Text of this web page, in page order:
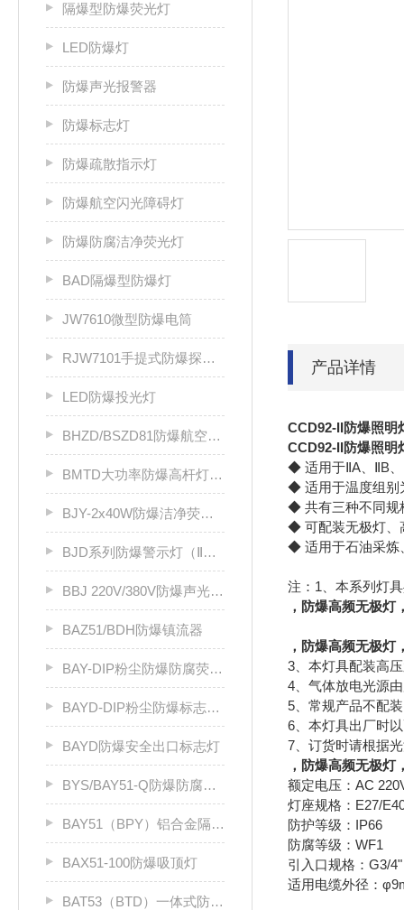
隔爆型防爆荧光灯
LED防爆灯
防爆声光报警器
防爆标志灯
防爆疏散指示灯
防爆航空闪光障碍灯
防爆防腐洁净荧光灯
BAD隔爆型防爆灯
JW7610微型防爆电筒
RJW7101手提式防爆探照灯
LED防爆投光灯
BHZD/BSZD81防爆航空闪光障碍灯
BMTD大功率防爆高杆灯厂家（ⅡB、ⅡC）
BJY-2x40W防爆洁净荧光灯
BJD系列防爆警示灯（ⅡB）
BBJ 220V/380V防爆声光报警器
BAZ51/BDH防爆镇流器
BAY-DIP粉尘防爆防腐荧光灯
BAYD-DIP粉尘防爆标志灯（DIP A20）
BAYD防爆安全出口标志灯
BYS/BAY51-Q防爆防腐全塑荧光灯
BAY51（BPY）铝合金隔爆型防爆荧光灯
BAX51-100防爆吸顶灯
BAT53（BTD）一体式防爆泛光灯
产品详情
CCD92-II防爆照明
CCD92-II防爆照明
◆ 适用于ⅡA、ⅡB
◆ 适用于温度组别
◆ 共有三种不同规
◆ 可配装无极灯、
◆ 适用于石油采炼
注：1、本系列灯
，防爆高频无极
，防爆高频无极灯
3、本灯具配装高
4、气体放电光源
5、常规产品不配
6、本灯具出厂时
7、订货时请根据
，防爆高频无极灯
额定电压：AC
灯座规格：E27/
防护等级：IP66
防腐等级：WF1
引入口规格：G3/4"
适用电缆外径：